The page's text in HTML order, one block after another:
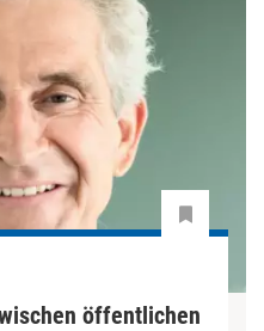
öffentlichen